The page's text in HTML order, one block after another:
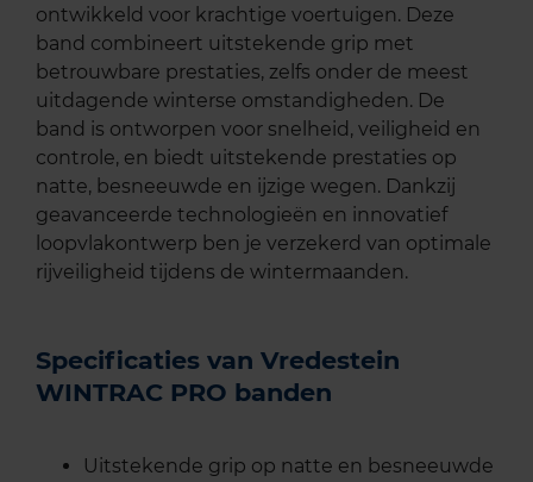
ontwikkeld voor krachtige voertuigen. Deze
band combineert uitstekende grip met
betrouwbare prestaties, zelfs onder de meest
uitdagende winterse omstandigheden. De
band is ontworpen voor snelheid, veiligheid en
controle, en biedt uitstekende prestaties op
natte, besneeuwde en ijzige wegen. Dankzij
geavanceerde technologieën en innovatief
loopvlakontwerp ben je verzekerd van optimale
rijveiligheid tijdens de wintermaanden.
Specificaties van Vredestein
WINTRAC PRO banden
Uitstekende grip op natte en besneeuwde